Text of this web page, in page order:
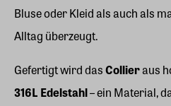
Bluse oder Kleid als auch als
Alltag überzeugt.
Gefertigt wird dasCollieraus
316L Edelstahl– ein Material,